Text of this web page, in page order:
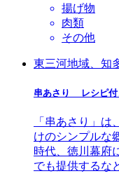
揚げ物
肉類
その他
東三河地域、
串あさり レシピ付
「串あさり」
けのシンプルな
時代、徳川幕府
でも提供するな